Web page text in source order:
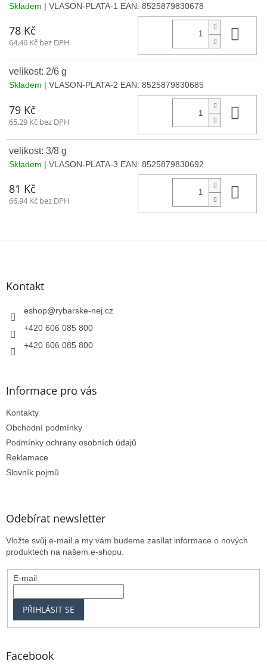
Skladem | VLASON-PLATA-1 EAN: 8525879830678
78 Kč
64,46 Kč bez DPH
velikost: 2/6 g
Skladem | VLASON-PLATA-2 EAN: 8525879830685
79 Kč
65,29 Kč bez DPH
velikost: 3/8 g
Skladem | VLASON-PLATA-3 EAN: 8525879830692
81 Kč
66,94 Kč bez DPH
Z
Kontakt
eshop@rybarske-nej.cz
+420 606 085 800
+420 606 085 800
Informace pro vás
Kontakty
Obchodní podmínky
Podmínky ochrany osobních údajů
Reklamace
Slovník pojmů
Odebírat newsletter
Vložte svůj e-mail a my vám budeme zasílat informace o nových
produktech na našem e-shopu.
E-mail
PŘIHLÁSIT SE
Facebook